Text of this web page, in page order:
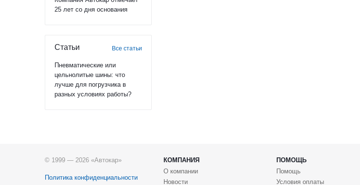
25 лет со дня основания
Статьи Все статьи
Пневматические или
цельнолитые шины: что
лучше для погрузчика в
разных условиях работы?
© 1999 — 2026 «Автокар»
Политика конфиденциальности
КОМПАНИЯ ПОМОЩЬ
О компании
Новости
Помощь
Условия оплаты